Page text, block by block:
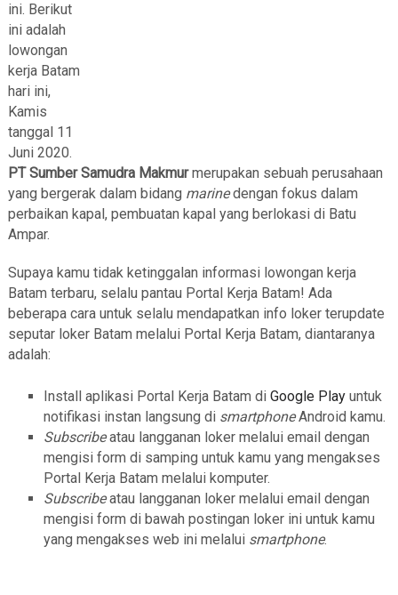
ini. Berikut
ini adalah
lowongan
kerja Batam
hari ini,
Kamis
tanggal 11
Juni 2020.
PT Sumber Samudra Makmurmerupakan sebuah perusahaan
yang bergerak dalam bidang marinedengan fokus dalam
perbaikan kapal, pembuatan kapal yang berlokasi di Batu
Ampar.
Supaya kamu tidak ketinggalan informasi lowongan kerja
Batam terbaru, selalu pantau Portal Kerja Batam! Ada
beberapa cara untuk selalu mendapatkan info loker terupdate
seputar loker Batam melalui Portal Kerja Batam, diantaranya
adalah:
Install aplikasi Portal Kerja Batam di Google Playuntuk
notifikasi instan langsung di smartphoneAndroid kamu.
Subscribeatau langganan loker melalui email dengan
mengisi form di samping untuk kamu yang mengakses
Portal Kerja Batam melalui komputer.
Subscribeatau langganan loker melalui email dengan
mengisi form di bawah postingan loker ini untuk kamu
yang mengakses web ini melalui smartphone.